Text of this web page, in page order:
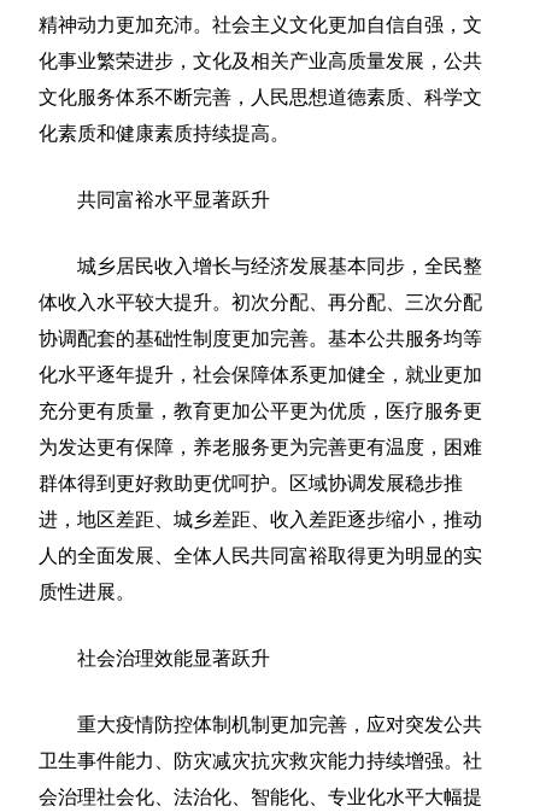
精神动力更加充沛。社会主义文化更加自信自强，文
化事业繁荣进步，文化及相关产业高质量发展，公共
文化服务体系不断完善，人民思想道德素质、科学文
化素质和健康素质持续提高。
共同富裕水平显著跃升
城乡居民收入增长与经济发展基本同步，全民整
体收入水平较大提升。初次分配、再分配、三次分配
协调配套的基础性制度更加完善。基本公共服务均等
化水平逐年提升，社会保障体系更加健全，就业更加
充分更有质量，教育更加公平更为优质，医疗服务更
为发达更有保障，养老服务更为完善更有温度，困难
群体得到更好救助更优呵护。区域协调发展稳步推
进，地区差距、城乡差距、收入差距逐步缩小，推动
人的全面发展、全体人民共同富裕取得更为明显的实
质性进展。
社会治理效能显著跃升
重大疫情防控体制机制更加完善，应对突发公共
卫生事件能力、防灾减灾抗灾救灾能力持续增强。社
会治理社会化、法治化、智能化、专业化水平大幅提